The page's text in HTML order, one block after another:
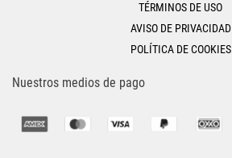
TÉRMINOS DE USO
AVISO DE PRIVACIDAD
POLÍTICA DE COOKIES
Nuestros medios de pago